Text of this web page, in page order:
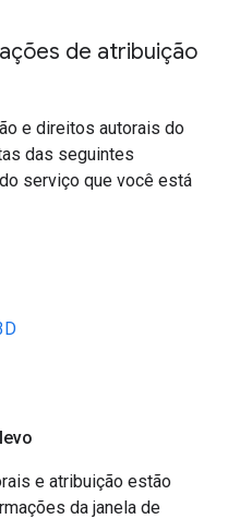
de atribuição
e direitos autorais do
das seguintes
serviço que você está
e atribuição estão
da janela de